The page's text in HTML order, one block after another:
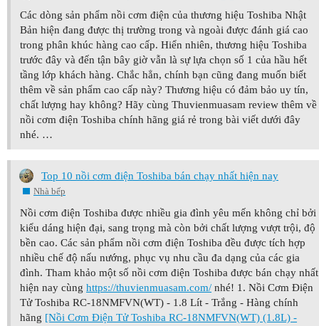
Các dòng sản phẩm nồi cơm điện của thương hiệu Toshiba Nhật
Bản hiện đang được thị trường trong và ngoài được đánh giá cao
trong phân khúc hàng cao cấp. Hiển nhiên, thương hiệu Toshiba
trước đây và đến tận bây giờ vẫn là sự lựa chọn số 1 của hầu hết
tầng lớp khách hàng. Chắc hẳn, chính bạn cũng đang muốn biết
thêm về sản phẩm cao cấp này? Thương hiệu có đảm bảo uy tín,
chất lượng hay không? Hãy cùng Thuvienmuasam review thêm về
nồi cơm điện Toshiba chính hãng giá rẻ trong bài viết dưới đây
nhé. …
Top 10 nồi cơm điện Toshiba bán chạy nhất hiện nay
Nhà bếp
Nồi cơm điện Toshiba được nhiều gia đình yêu mến không chỉ bởi
kiểu dáng hiện đại, sang trọng mà còn bởi chất lượng vượt trội, độ
bền cao. Các sản phẩm nồi cơm điện Toshiba đều được tích hợp
nhiều chế độ nấu nướng, phục vụ nhu cầu đa dạng của các gia
đình. Tham khảo một số nồi cơm điện Toshiba được bán chạy nhất
hiện nay cùng https://thuvienmuasam.com/ nhé! 1. Nồi Cơm Điện
Tử Toshiba RC-18NMFVN(WT) - 1.8 Lít - Trắng - Hàng chính
hãng [Nồi Cơm Điện Tử Toshiba RC-18NMFVN(WT) (1.8L) -